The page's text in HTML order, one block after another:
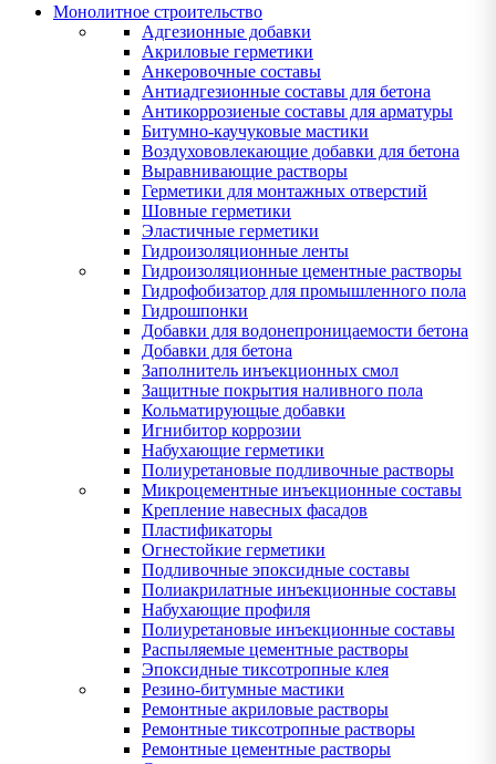
Монолитное строительство
Адгезионные добавки
Акриловые герметики
Анкеровочные составы
Антиадгезионные составы для бетона
Антикоррозиеные составы для арматуры
Битумно-каучуковые мастики
Воздухововлекающие добавки для бетона
Выравнивающие растворы
Герметики для монтажных отверстий
Шовные герметики
Эластичные герметики
Гидроизоляционные ленты
Гидроизоляционные цементные растворы
Гидрофобизатор для промышленного пола
Гидрошпонки
Добавки для водонепроницаемости бетона
Добавки для бетона
Заполнитель инъекционных смол
Защитные покрытия наливного пола
Кольматирующые добавки
Игнибитор коррозии
Набухающие герметики
Полиуретановые подливочные растворы
Микроцементные инъекционные составы
Крепление навесных фасадов
Пластификаторы
Огнестойкие герметики
Подливочные эпоксидные составы
Полиакрилатные инъекционные составы
Набухающие профиля
Полиуретановые инъекционные составы
Распыляемые цементные растворы
Эпоксидные тиксотропные клея
Резино-битумные мастики
Ремонтные акриловые растворы
Ремонтные тиксотропные растворы
Ремонтные цементные растворы